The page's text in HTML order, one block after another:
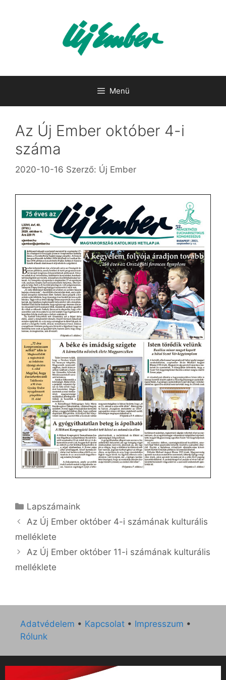
Menü
Az Új Ember október 4-i
száma
2020-10-16 Szerző: Új Ember
Kategória
Lapszámaink
Az Új Ember október 4-i számának kulturális
melléklete
Az Új Ember október 11-i számának kulturális
melléklete
Adatvédelem • Kapcsolat • Impresszum •
Rólunk